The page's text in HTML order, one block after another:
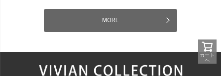
MORE
カート
へ